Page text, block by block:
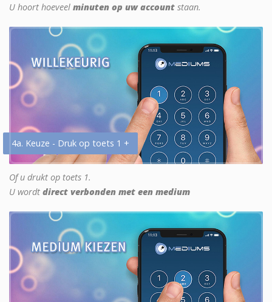
U hoort hoeveel minuten op uw account staan.
4a. Keuze - Druk op toets 1 +
Of u drukt op toets 1.
U wordt direct verbonden met een medium